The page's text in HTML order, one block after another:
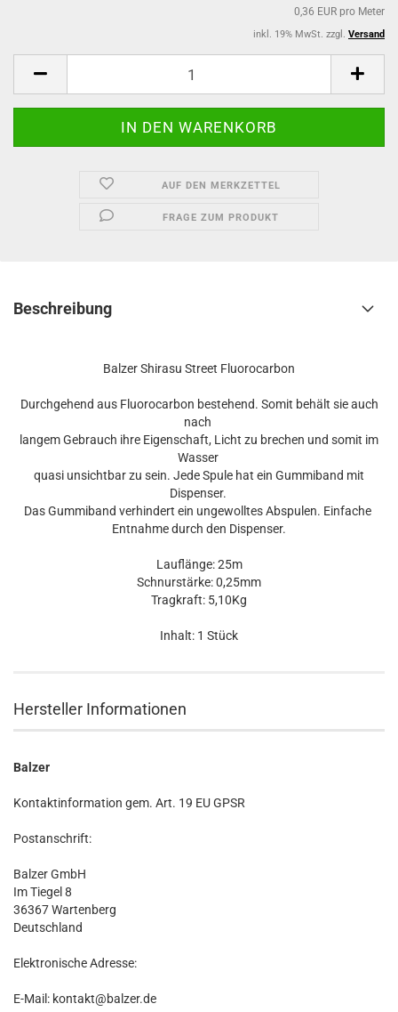
0,36 EUR pro Meter
inkl. 19% MwSt. zzgl. Versand
AUF DEN MERKZETTEL
FRAGE ZUM PRODUKT
Beschreibung
Balzer Shirasu Street Fluorocarbon
Durchgehend aus Fluorocarbon bestehend. Somit behält sie auch
nach
langem Gebrauch ihre Eigenschaft, Licht zu brechen und somit im
Wasser
quasi unsichtbar zu sein. Jede Spule hat ein Gummiband mit
Dispenser.
Das Gummiband verhindert ein ungewolltes Abspulen. Einfache
Entnahme durch den Dispenser.
Lauflänge: 25m
Schnurstärke: 0,25mm
Tragkraft: 5,10Kg
Inhalt: 1 Stück
Hersteller Informationen
Balzer
Kontaktinformation gem. Art. 19 EU GPSR
Postanschrift:
Balzer GmbH
Im Tiegel 8
36367 Wartenberg
Deutschland
Elektronische Adresse:
E-Mail: kontakt@balzer.de